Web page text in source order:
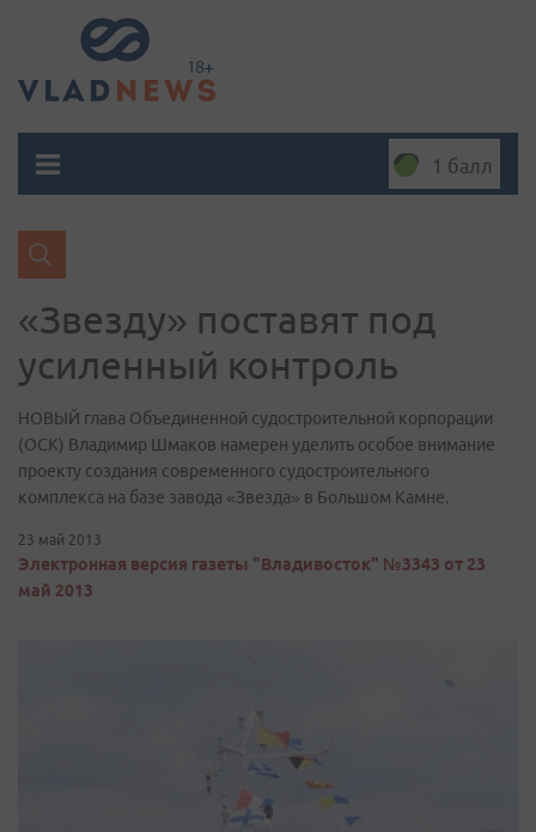
1 балл
«Звезду» поставят под
усиленный контроль
НОВЫЙ глава Объединенной судостроительной корпорации
(ОСК) Владимир Шмаков намерен уделить особое внимание
проекту создания современного судостроительного
комплекса на базе завода «Звезда» в Большом Камне.
23 май 2013
Электронная версия газеты "Владивосток" №3343 от 23
май 2013